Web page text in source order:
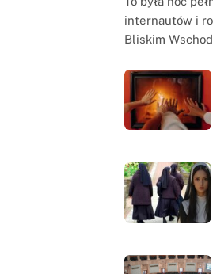
internautów i
Bliskim